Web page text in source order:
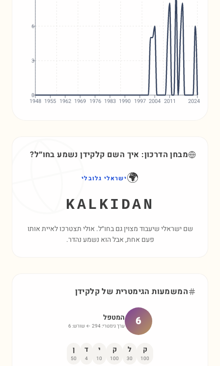
1948 1955 1962 1969 1976 1983 1990 1997 2004 2011 2024
0
3
6
מבחן הדרכון: איך השם קלקידןנשמע בחו״ל?
🌍ישראלי גלובלי
KALKIDAN
שם ישראלי שיעבוד מצוין גם בחו״ל. אולי תצטרכו לאיית אותו
פעם אחת, אבל הוא נשמע נהדר.
המשמעות הגימטרית שלקלקידן
6 המטפל
ערך גימטרי: 294 ← שורש: 6
ק
100
ל
30
ק
100
י
10
ד
4
ן
50